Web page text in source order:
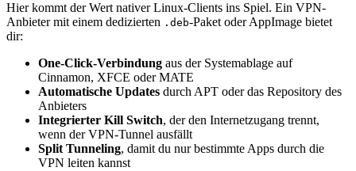
Hier kommt der Wert nativer Linux-Clients ins Spiel. Ein VPN-
Anbieter mit einem dedizierten .deb-Paket oder AppImage bietet
dir:
One-Click-Verbindung aus der Systemablage auf
Cinnamon, XFCE oder MATE
Automatische Updates durch APT oder das Repository des
Anbieters
Integrierter Kill Switch, der den Internetzugang trennt,
wenn der VPN-Tunnel ausfällt
Split Tunneling, damit du nur bestimmte Apps durch die
VPN leiten kannst